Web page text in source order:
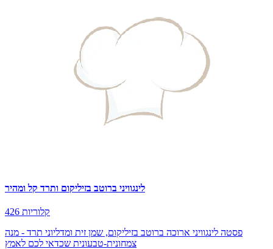
לינגוויני ברוטב בזיליקום ותרד קל ומהיר
426 קלוריות
פסטה לינגוויני ארוכה ברוטב בזיליקום, שמן זית ומדליוני תרד - מנה
צמחונית-טבעונית שכדאי לכם לאמץ